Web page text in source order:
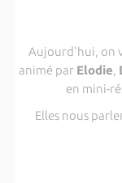
Aujourd'hui, on
animé par Elodie,
en mini-
Elles nous